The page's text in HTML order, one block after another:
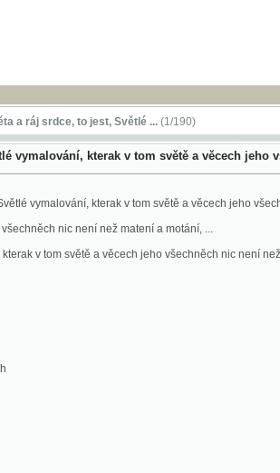
RSS - TISK
to jest, Světlé ...(1/190)
kterak v tom světě a věcech jeho všechněch
kterak v tom světě a věcech jeho všechněch nic není
nic není než matení a motání, ...
světě a věcech jeho všechněch nic není než matení a